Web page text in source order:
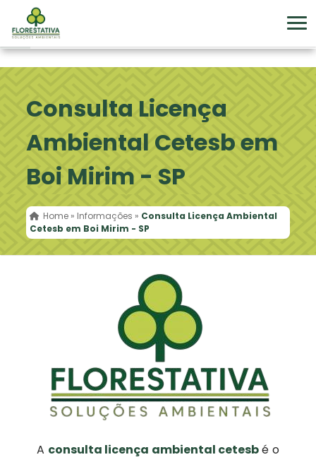
Consulta Licença
Ambiental Cetesb em
Boi Mirim - SP
Home » Informações » Consulta Licença Ambiental
Cetesb em Boi Mirim - SP
A consulta licença ambiental cetesbé o